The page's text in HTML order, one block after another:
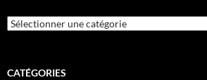
Catégories
CATÉGORIES